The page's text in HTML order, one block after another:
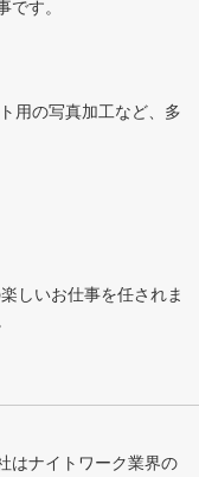
す。
用の写真加工など、多
しいお仕事を任されま
はナイトワーク業界の